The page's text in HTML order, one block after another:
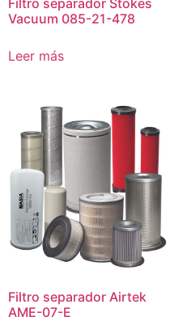
Vacuum 085-21-478
Leer más
Filtro separador Airtek
AME-07-E